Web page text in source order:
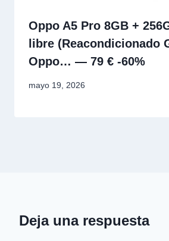
Oppo A5 Pro 8GB +
libre (Reacondicionado
Oppo… — 79 € -60%
mayo 19, 2026
Deja una respuesta